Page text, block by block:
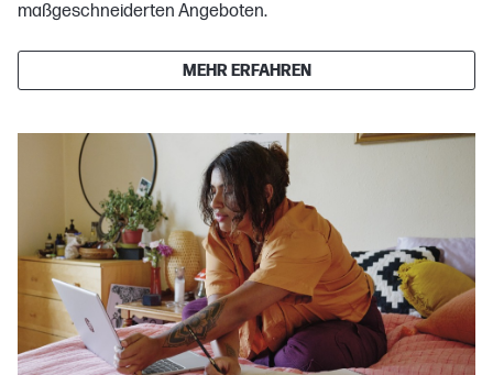
maßgeschneiderten Angeboten.
MEHR ERFAHREN